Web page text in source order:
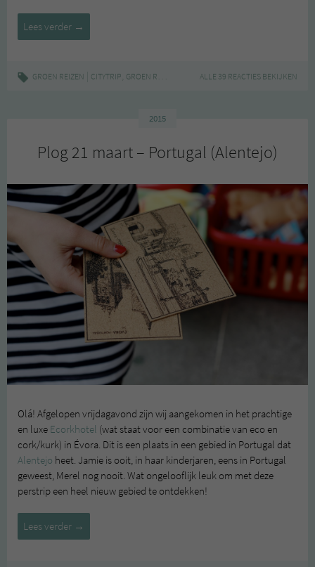
Lees verder Plog
23
–
→
GROEN REIZEN CITYTRIP, GROEN REIZEN HOTSPOTS ,LISSABON,PORTUGAL
ALLE 39 REACTIES BEKIJKEN
2015
Plog 21 maart – Portugal (Alentejo)
Olá! Afgelopen vrijdagavond zijn wij aangekomen in het prachtige
en luxe Ecorkhotel (wat staat voor een combinatie van eco en
cork/kurk) in Évora. Dit is een plaats in een gebied in Portugal dat
Alentejo heet. Jamie is ooit, in haar kinderjaren, eens in Portugal
geweest, Merel nog nooit. Wat ongelooflijk leuk om met deze
perstrip een heel nieuw gebied te ontdekken!
Lees verder Plog
21
→